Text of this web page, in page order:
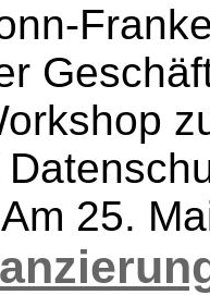
25.